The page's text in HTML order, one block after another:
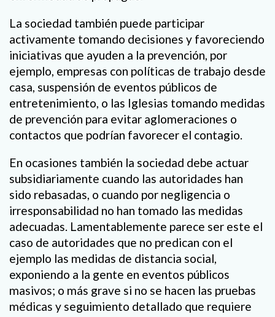
La sociedad también puede participar
activamente tomando decisiones y favoreciendo
iniciativas que ayuden a la prevención, por
ejemplo, empresas con políticas de trabajo desde
casa, suspensión de eventos públicos de
entretenimiento, o las Iglesias tomando medidas
de prevención para evitar aglomeraciones o
contactos que podrían favorecer el contagio.
En ocasiones también la sociedad debe actuar
subsidiariamente cuando las autoridades han
sido rebasadas, o cuando por negligencia o
irresponsabilidad no han tomado las medidas
adecuadas. Lamentablemente parece ser este el
caso de autoridades que no predican con el
ejemplo las medidas de distancia social,
exponiendo a la gente en eventos públicos
masivos; o más grave si no se hacen las pruebas
médicas y seguimiento detallado que requiere